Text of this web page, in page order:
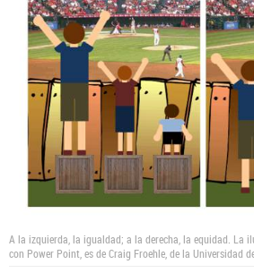
A la izquierda, la igualdad; a la derecha, la equidad. La
con Power Point, es de Craig Froehle, de la Universidad